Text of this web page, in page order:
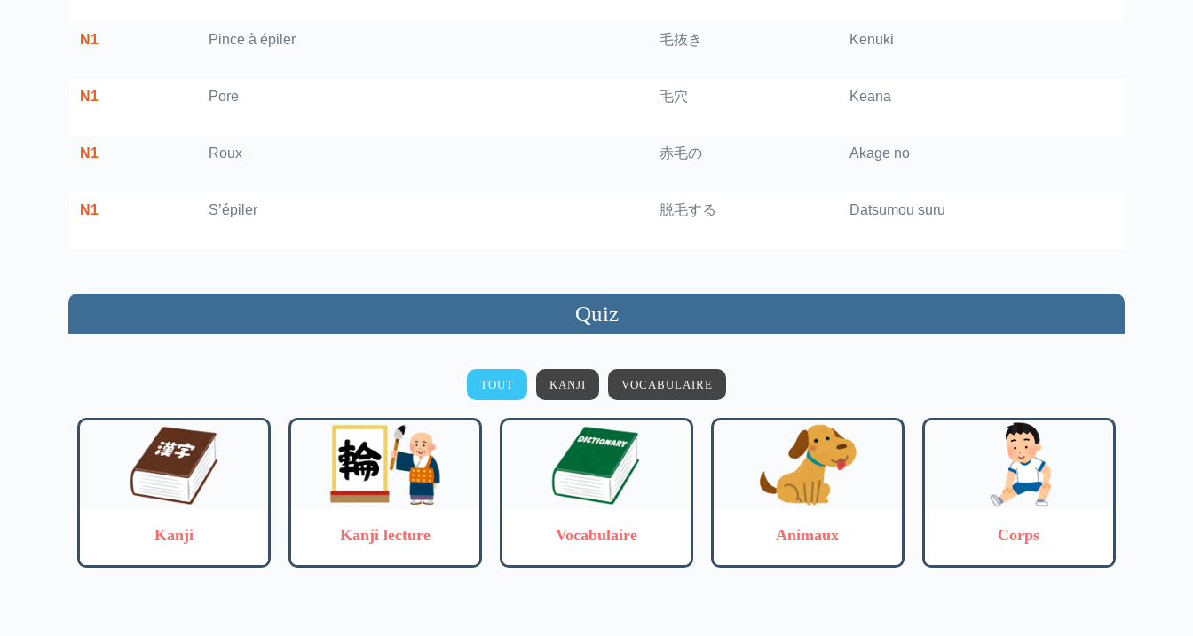
N1 Pince à épiler 毛抜き Kenuki
N1 Pore 毛穴 Keana
N1 Roux 赤毛の Akage no
N1 S’épiler 脱毛する Datsumou suru
Quiz
TOUT KANJI VOCABULAIRE
Kanji Kanji lecture Vocabulaire Animaux Corps